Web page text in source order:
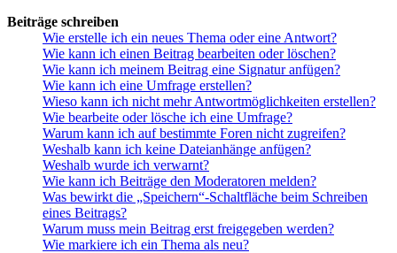
Beiträge schreiben
Wie erstelle ich ein neues Thema oder eine Antwort?
Wie kann ich einen Beitrag bearbeiten oder löschen?
Wie kann ich meinem Beitrag eine Signatur anfügen?
Wie kann ich eine Umfrage erstellen?
Wieso kann ich nicht mehr Antwortmöglichkeiten erstellen?
Wie bearbeite oder lösche ich eine Umfrage?
Warum kann ich auf bestimmte Foren nicht zugreifen?
Weshalb kann ich keine Dateianhänge anfügen?
Weshalb wurde ich verwarnt?
Wie kann ich Beiträge den Moderatoren melden?
Was bewirkt die „Speichern“-Schaltfläche beim Schreiben
eines Beitrags?
Warum muss mein Beitrag erst freigegeben werden?
Wie markiere ich ein Thema als neu?